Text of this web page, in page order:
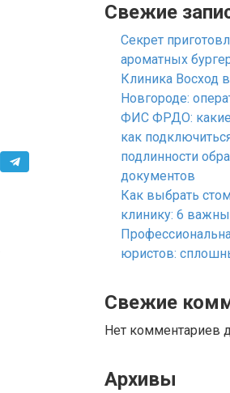
Свежие
Секрет
ароматных
Клиника Восход
Новгороде:
ФИС ФРДО: какие
как
подлинности
документов
Как выбрать
клинику: 6
юристов:
Свежие
Нет комментариев
Архивы